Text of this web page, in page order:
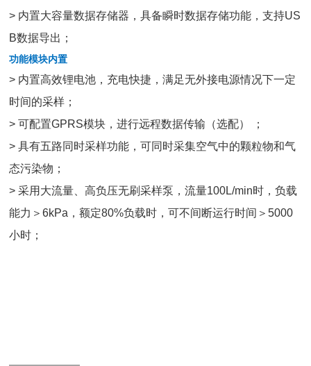
> 内置大容量数据存储器，具备瞬时数据存储功能，支持US
B数据导出；
功能模块内置
> 内置高效锂电池，充电快捷，满足无外接电源情况下一定
时间的采样；
> 可配置GPRS模块，进行远程数据传输（选配） ；
> 具有五路同时采样功能，可同时采集空气中的颗粒物和气
态污染物；
> 采用大流量、高负压无刷采样泵，流量100L/min时，负载
能力＞6kPa，额定80%负载时，可不间断运行时间＞5000
小时；